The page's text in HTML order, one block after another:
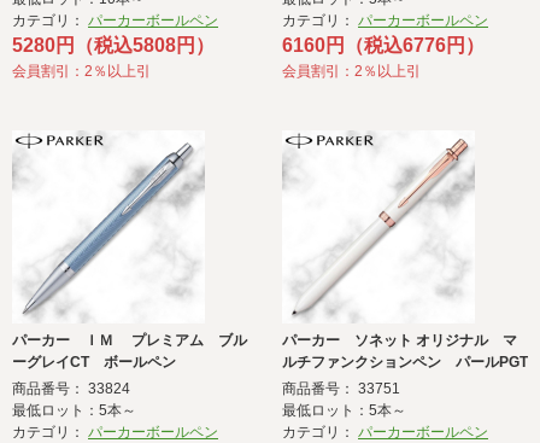
カテゴリ： パーカーボールペン
5280円（税込5808円）
会員割引：2％以上引
カテゴリ： パーカーボールペン
6160円（税込6776円）
会員割引：2％以上引
パーカー ＩＭ プレミアム ブル
ーグレイCT ボールペン
商品番号： 33824
最低ロット：5本～
カテゴリ： パーカーボールペン
パーカー ソネット オリジナル マ
ルチファンクションペン パールPGT
商品番号： 33751
最低ロット：5本～
カテゴリ： パーカーボールペン